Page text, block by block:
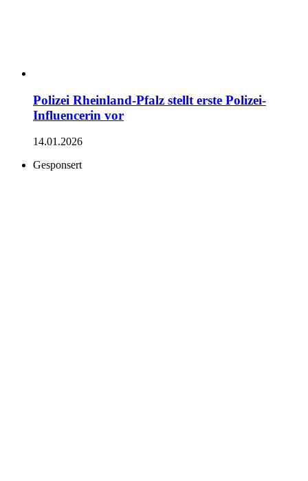
Polizei Rheinland-Pfalz stellt erste Polizei-
Influencerin vor
14.01.2026
Gesponsert